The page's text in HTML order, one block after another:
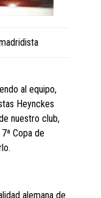
al equipo,
Heynckes
nuestro club,
Copa de
alemana de